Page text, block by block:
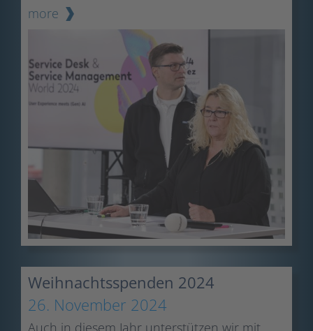
more
Weihnachtsspenden 2024
26. November 2024
Auch in diesem Jahr unterstützen wir mit